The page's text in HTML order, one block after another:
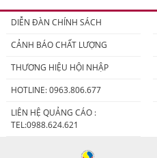
DIỄN ĐÀN CHÍNH SÁCH
CẢNH BÁO CHẤT LƯỢNG
THƯƠNG HIỆU HỘI NHẬP
HOTLINE: 0963.806.677
LIÊN HỆ QUẢNG CÁO :
TEL:0988.624.621